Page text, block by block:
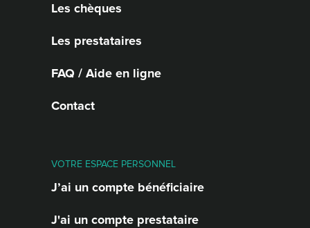
Les chèques
Les prestataires
FAQ / Aide en ligne
Contact
VOTRE ESPACE PERSONNEL
J’ai un compte bénéficiaire
J'ai un compte prestataire